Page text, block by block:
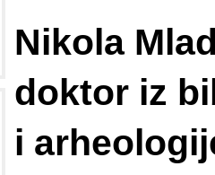
Nikola
doktor iz
i